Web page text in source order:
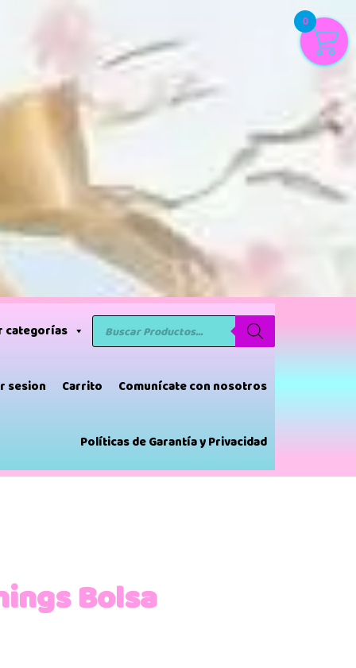
categorías
sesion Carrito Comunícate con nosotros
Políticas de Garantía y Privacidad
Bolsa
0